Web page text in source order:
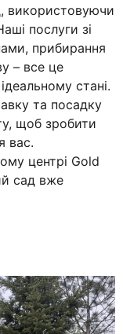
використовуючи
послуги зі
прибирання
– все це
стані.
та посадку
щоб зробити
вас.
центрі Gold
сад вже